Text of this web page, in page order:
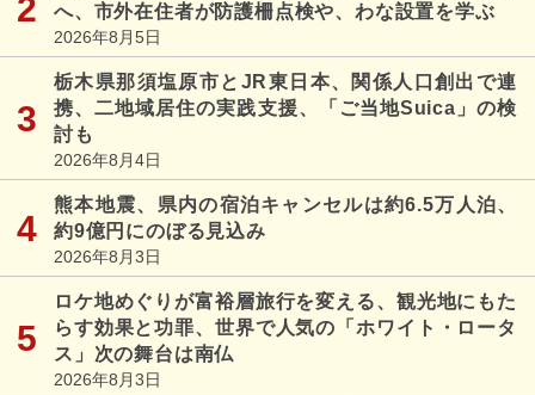
へ、市外在住者が防護柵点検や、わな設置を学ぶ
2026年8月5日
栃木県那須塩原市とJR東日本、関係人口創出で連
携、二地域居住の実践支援、「ご当地Suica」の検
討も
2026年8月4日
熊本地震、県内の宿泊キャンセルは約6.5万人泊、
約9億円にのぼる見込み
2026年8月3日
ロケ地めぐりが富裕層旅行を変える、観光地にもた
らす効果と功罪、世界で人気の「ホワイト・ロータ
ス」次の舞台は南仏
2026年8月3日